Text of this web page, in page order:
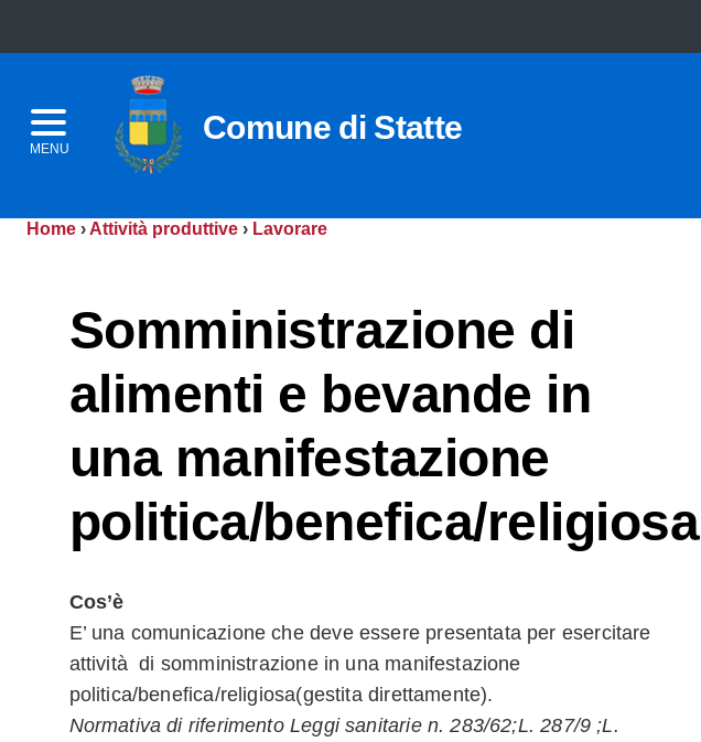
MENU
Comune di Statte
Home › Attività produttive › Lavorare
Somministrazione di
alimenti e bevande in
una manifestazione
politica/benefica/religiosa
Cos’è
E’ una comunicazione che deve essere presentata per esercitare
attività di somministrazione in una manifestazione
politica/benefica/religiosa(gestita direttamente).
Normativa di riferimento Leggi sanitarie n. 283/62;L. 287/9 ;L.